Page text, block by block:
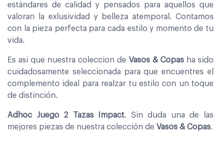
estándares de calidad y pensados para aquellos que
valoran la exlusividad y belleza atemporal. Contamos
con la pieza perfecta para cada estilo y momento de tu
vida.
Es asi que nuestra coleccion de Vasos & Copas ha sido
cuidadosamente seleccionada para que encuentres el
complemento ideal para realzar tu estilo con un toque
de distinción.
Adhoc Juego 2 Tazas Impact. Sin duda una de las
mejores piezas de nuestra colección de Vasos & Copas.